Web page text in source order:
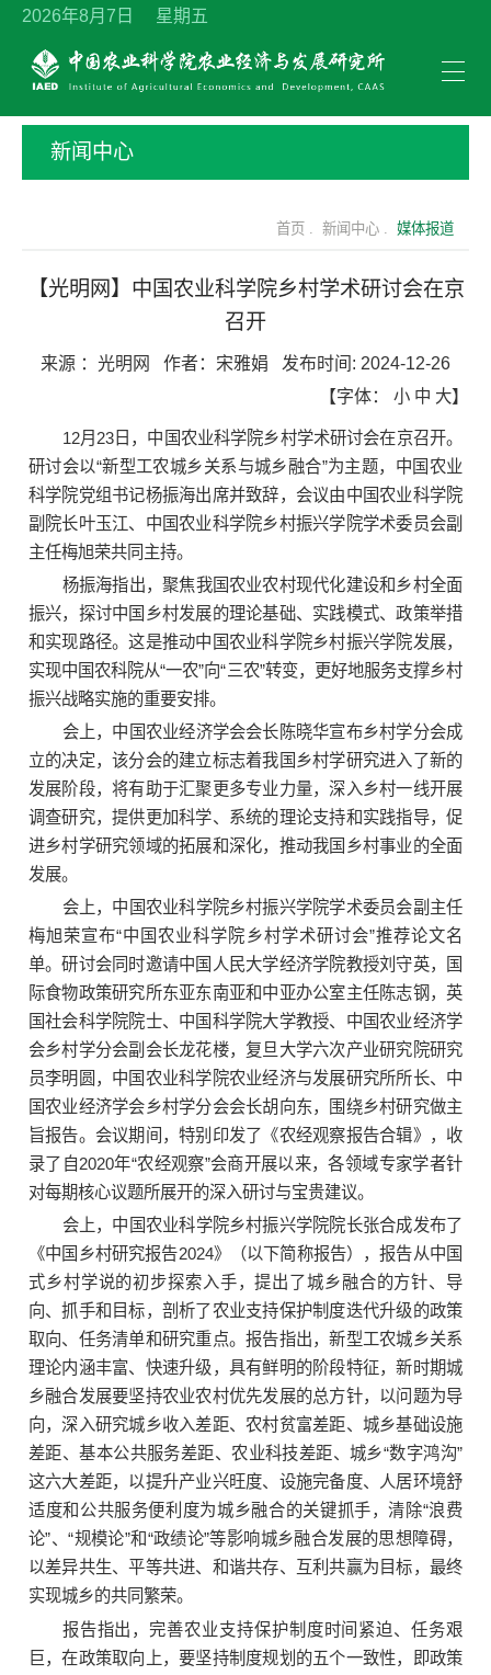
2026年8月7日 星期五
新闻中心
首页 . 新闻中心 . 媒体报道
【光明网】中国农业科学院乡村学术研讨会在京
召开
来源 ： 光明网 作者： 宋雅娟 发布时间: 2024-12-26
【字体： 小 中 大】
12月23日，中国农业科学院乡村学术研讨会在京召开。
研讨会以“新型工农城乡关系与城乡融合”为主题，中国农业
科学院党组书记杨振海出席并致辞，会议由中国农业科学院
副院长叶玉江、中国农业科学院乡村振兴学院学术委员会副
主任梅旭荣共同主持。
杨振海指出，聚焦我国农业农村现代化建设和乡村全面
振兴，探讨中国乡村发展的理论基础、实践模式、政策举措
和实现路径。这是推动中国农业科学院乡村振兴学院发展，
实现中国农科院从“一农”向“三农”转变，更好地服务支撑乡村
振兴战略实施的重要安排。
会上，中国农业经济学会会长陈晓华宣布乡村学分会成
立的决定，该分会的建立标志着我国乡村学研究进入了新的
发展阶段，将有助于汇聚更多专业力量，深入乡村一线开展
调查研究，提供更加科学、系统的理论支持和实践指导，促
进乡村学研究领域的拓展和深化，推动我国乡村事业的全面
发展。
会上，中国农业科学院乡村振兴学院学术委员会副主任
梅旭荣宣布“中国农业科学院乡村学术研讨会”推荐论文名
单。研讨会同时邀请中国人民大学经济学院教授刘守英，国
际食物政策研究所东亚东南亚和中亚办公室主任陈志钢，英
国社会科学院院士、中国科学院大学教授、中国农业经济学
会乡村学分会副会长龙花楼，复旦大学六次产业研究院研究
员李明圆，中国农业科学院农业经济与发展研究所所长、中
国农业经济学会乡村学分会会长胡向东，围绕乡村研究做主
旨报告。会议期间，特别印发了《农经观察报告合辑》，收
录了自2020年“农经观察”会商开展以来，各领域专家学者针
对每期核心议题所展开的深入研讨与宝贵建议。
会上，中国农业科学院乡村振兴学院院长张合成发布了
《中国乡村研究报告2024》（以下简称报告），报告从中国
式乡村学说的初步探索入手，提出了城乡融合的方针、导
向、抓手和目标，剖析了农业支持保护制度迭代升级的政策
取向、任务清单和研究重点。报告指出，新型工农城乡关系
理论内涵丰富、快速升级，具有鲜明的阶段特征，新时期城
乡融合发展要坚持农业农村优先发展的总方针，以问题为导
向，深入研究城乡收入差距、农村贫富差距、城乡基础设施
差距、基本公共服务差距、农业科技差距、城乡“数字鸿沟”
这六大差距，以提升产业兴旺度、设施完备度、人居环境舒
适度和公共服务便利度为城乡融合的关键抓手，清除“浪费
论”、“规模论”和“政绩论”等影响城乡融合发展的思想障碍，
以差异共生、平等共进、和谐共存、互利共赢为目标，最终
实现城乡的共同繁荣。
报告指出，完善农业支持保护制度时间紧迫、任务艰
巨，在政策取向上，要坚持制度规划的五个一致性，即政策